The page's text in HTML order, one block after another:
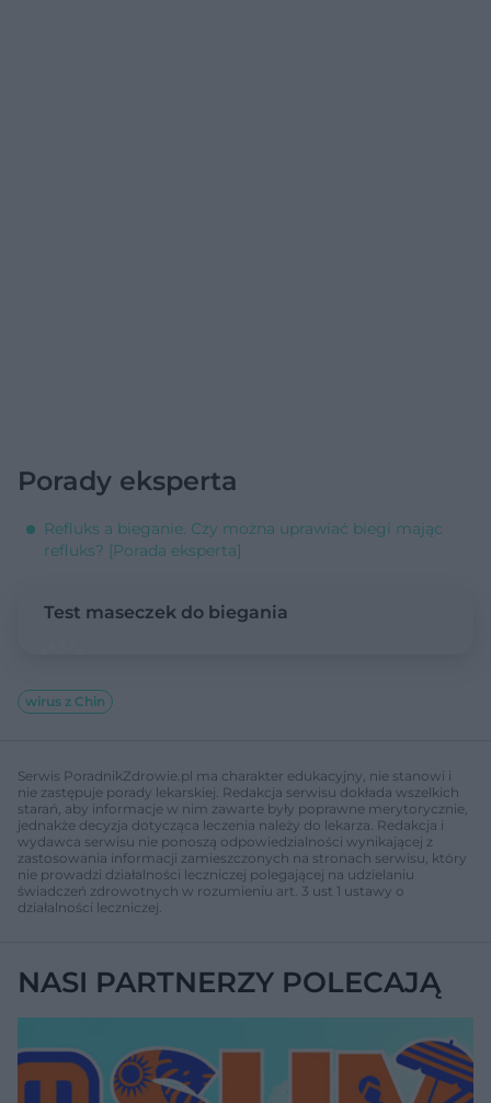
Porady eksperta
Refluks a bieganie. Czy można uprawiać biegi mając
refluks? [Porada eksperta]
Test maseczek do biegania
wirus z Chin
Serwis PoradnikZdrowie.pl ma charakter edukacyjny, nie stanowi i
nie zastępuje porady lekarskiej. Redakcja serwisu dokłada wszelkich
starań, aby informacje w nim zawarte były poprawne merytorycznie,
jednakże decyzja dotycząca leczenia należy do lekarza. Redakcja i
wydawca serwisu nie ponoszą odpowiedzialności wynikającej z
zastosowania informacji zamieszczonych na stronach serwisu, który
nie prowadzi działalności leczniczej polegającej na udzielaniu
świadczeń zdrowotnych w rozumieniu art. 3 ust 1 ustawy o
działalności leczniczej.
NASI PARTNERZY POLECAJĄ